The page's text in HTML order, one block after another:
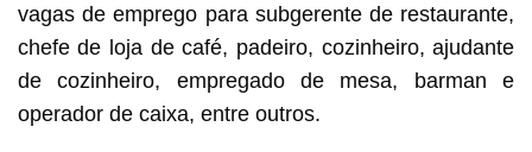
vagas de emprego para subgerente de restaurante,
chefe de loja de café, padeiro, cozinheiro, ajudante
de cozinheiro, empregado de mesa, barman e
operador de caixa, entre outros.